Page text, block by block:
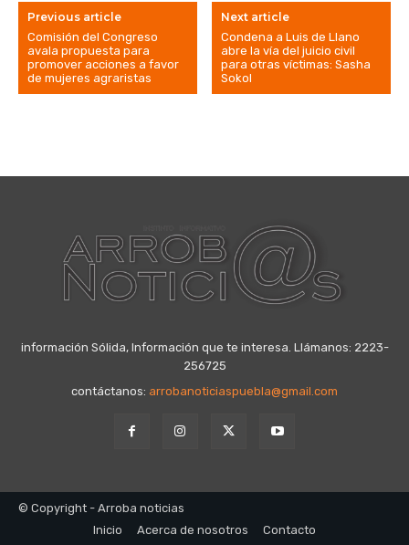
Previous article
Comisión del Congreso
avala propuesta para
promover acciones a favor
de mujeres agraristas
Next article
Condena a Luis de Llano
abre la vía del juicio civil
para otras víctimas: Sasha
Sokol
información Sólida, Información que te interesa. Llámanos: 2223-
256725
contáctanos: arrobanoticiaspuebla@gmail.com
© Copyright - Arroba noticias
Inicio
Acerca de nosotros Contacto